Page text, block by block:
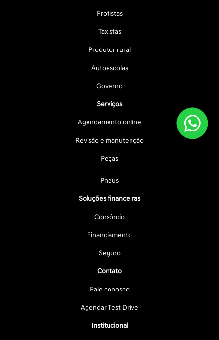
Frotistas
Taxistas
Produtor rural
Autoescolas
Governo
Serviços
Agendamento online
Revisão e manutenção
Peças
Pneus
Soluções financeiras
Consórcio
Financiamento
Seguro
Contato
Fale conosco
Agendar Test Drive
Institucional